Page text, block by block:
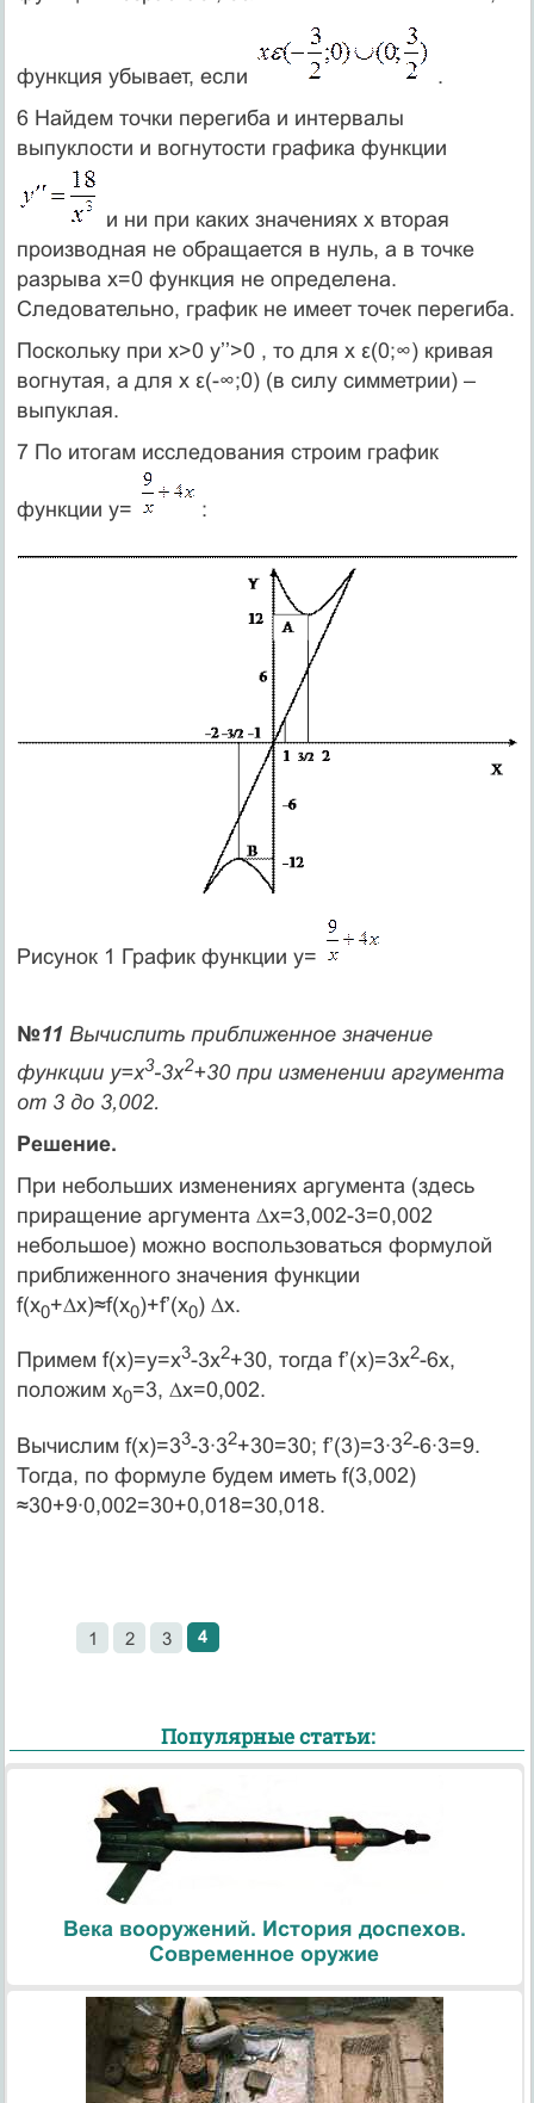
функция убывает, если
.
6 Найдем точки перегиба и интервалы
выпуклости и вогнутости графика функции
и ни при каких значениях x вторая
производная не обращается в нуль, а в точке
разрыва x=0 функция не определена.
Следовательно, график не имеет точек перегиба.
Поскольку при x>0 y’’>0 , то для x ε(0;∞) кривая
вогнутая, а для x ε(-∞;0) (в силу симметрии) –
выпуклая.
7 По итогам исследования строим график
функции y= :
Рисунок 1 График функции y=
№11 Вычислить приближенное значение
функции y=x3-3x2+30 при изменении аргумента
от 3 до 3,002.
Решение.
При небольших изменениях аргумента (здесь
приращение аргумента ∆x=3,002-3=0,002
небольшое) можно воспользоваться формулой
приближенного значения функции
f(x0+∆x)≈f(x0)+f’(x0) ∆x.
Примем f(x)=y=x3-3x2+30, тогда f’(x)=3x2-6x,
положим x0=3, ∆x=0,002.
Вычислим f(x)=33-3∙32+30=30; f’(3)=3∙32-6∙3=9.
Тогда, по формуле будем иметь f(3,002)
≈30+9∙0,002=30+0,018=30,018.
1 2 3 4
Популярные статьи:
Века вооружений. История доспехов.
Современное оружие